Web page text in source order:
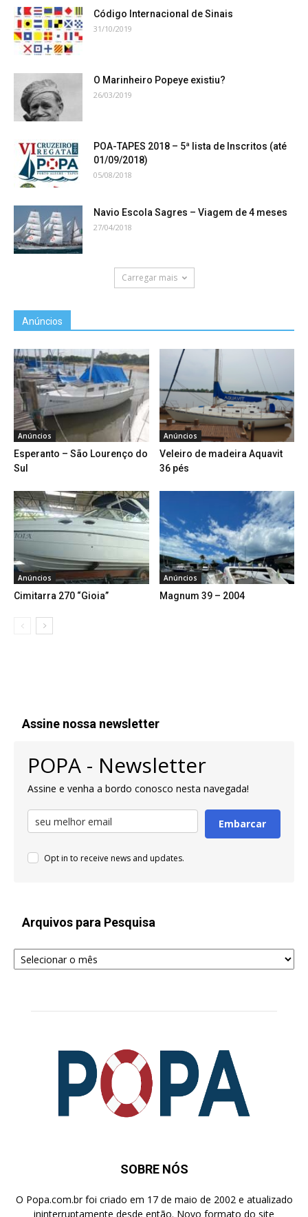
Código Internacional de Sinais
31/10/2019
O Marinheiro Popeye existiu?
26/03/2019
POA-TAPES 2018 – 5ª lista de Inscritos (até
01/09/2018)
05/08/2018
Navio Escola Sagres – Viagem de 4 meses
27/04/2018
Carregar mais
Anúncios
Anúncios
Esperanto – São Lourenço do
Sul
Anúncios
Veleiro de madeira Aquavit
36 pés
Anúncios
Cimitarra 270 “Gioia”
Anúncios
Magnum 39 – 2004
Assine nossa newsletter
POPA - Newsletter
Assine e venha a bordo conosco nesta navegada!
Embarcar
Opt in to receive news and updates.
Arquivos para Pesquisa
Arquivos
para
SOBRE NÓS
O Popa.com.br foi criado em 17 de maio de 2002 e atualizado
ininterruptamente desde então. Novo formato do site